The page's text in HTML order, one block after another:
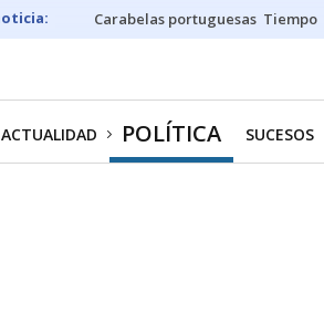
Carabelas portuguesas Tiempo
ACTUALIDAD POLÍTICA SUCESOS